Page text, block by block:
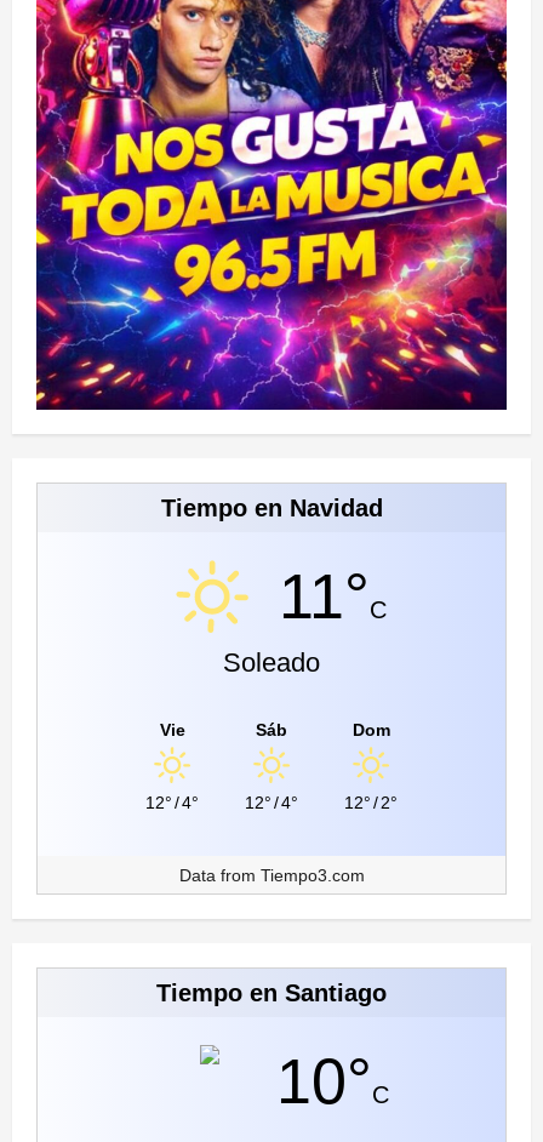
Tiempo en Navidad
11°C
Soleado
Vie
12°/4°
Sáb
12°/4°
Dom
12°/2°
Data from Tiempo3.com
Tiempo en Santiago
10°C